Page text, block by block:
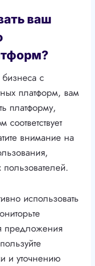
ваш
с
платформ, вам
платформу,
внимание на
использовать
предложения
и уточнению